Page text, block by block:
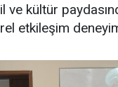
ve kültür
etkileşim